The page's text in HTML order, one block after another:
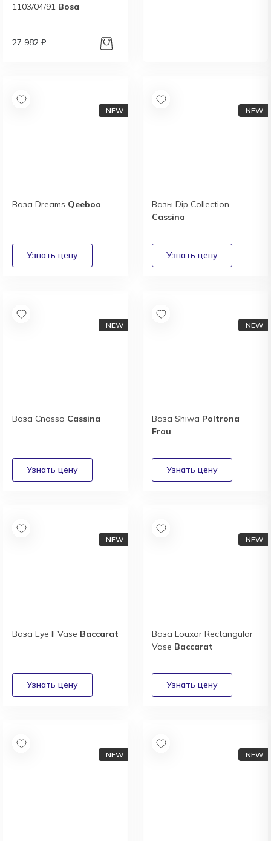
1103/04/91 Bosa
27 982 ₽
Ваза Dreams Qeeboo
Вазы Dip Collection
Cassina
Ваза Cnosso Cassina Ваза Shiwa Poltrona
Frau
Ваза Eye II Vase Baccarat
Ваза Louxor Rectangular
Vase Baccarat